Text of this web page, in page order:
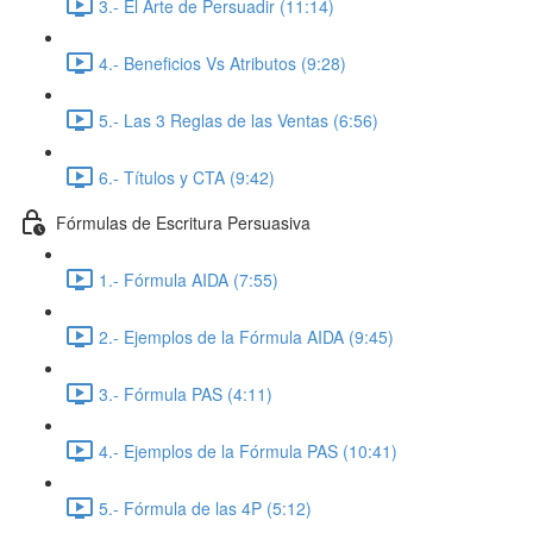
3.- El Arte de Persuadir (11:14)
4.- Beneficios Vs Atributos (9:28)
5.- Las 3 Reglas de las Ventas (6:56)
6.- Títulos y CTA (9:42)
Fórmulas de Escritura Persuasiva
1.- Fórmula AIDA (7:55)
2.- Ejemplos de la Fórmula AIDA (9:45)
3.- Fórmula PAS (4:11)
4.- Ejemplos de la Fórmula PAS (10:41)
5.- Fórmula de las 4P (5:12)